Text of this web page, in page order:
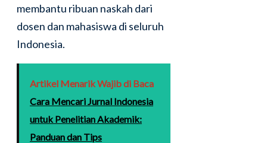
membantu ribuan naskah dari
dosen dan mahasiswa di seluruh
Indonesia.
Artikel Menarik Wajib di Baca
Cara Mencari Jurnal Indonesia
untuk Penelitian Akademik:
Panduan dan Tips